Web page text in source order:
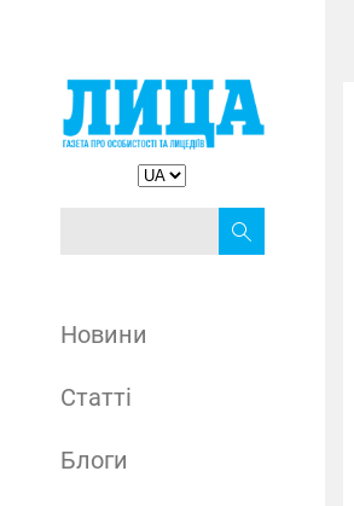
Новини
Статті
Блоги